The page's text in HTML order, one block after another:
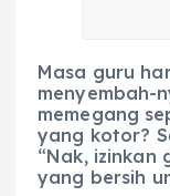
Masa guru
menyembah-
memegang
yang kotor?
“Nak, izinkan
yang bersih